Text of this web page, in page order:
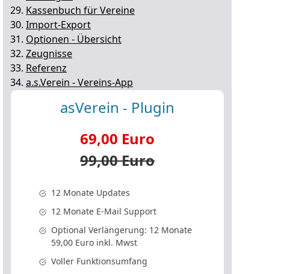
29. Kassenbuch für Vereine
30. Import-Export
31. Optionen - Übersicht
32. Zeugnisse
33. Referenz
34. a.s.Verein - Vereins-App
asVerein - Plugin
69,00 Euro
99,00 Euro
12 Monate Updates
12 Monate E-Mail Support
Optional Verlängerung: 12 Monate
59,00 Euro inkl. Mwst
Voller Funktionsumfang